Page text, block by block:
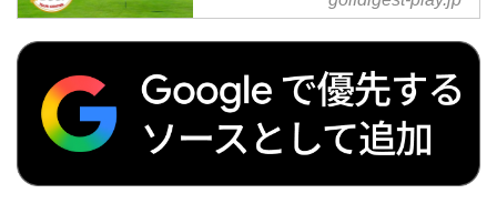
日目のベルビーチゴルフクラブ
宜野座カントリークラブは、GPS
ナビ付きカートでのんびりご夫婦
でプレーするには最適なコースで
ビーチGC＆宜野座CC3日間]
羽田発着 3名様より受付 沖縄本島
の南に位置する2コースを回るゴ
ルフ旅行です。断崖絶壁を進む
では、海越えの名物パー3が待っ